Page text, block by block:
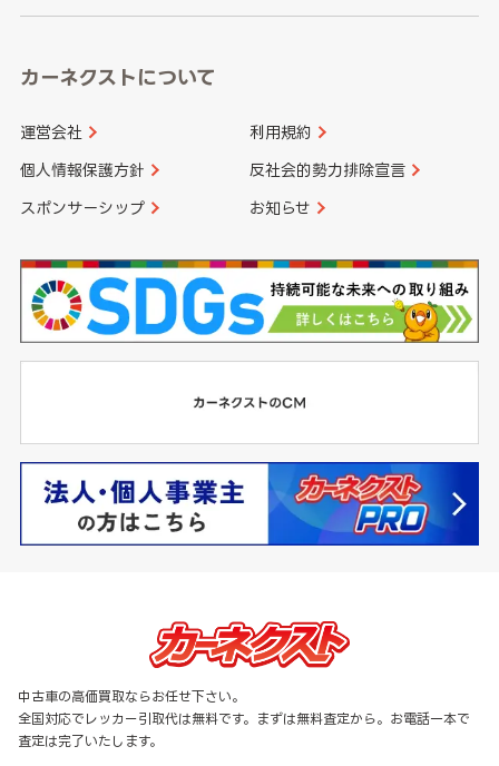
カーネクストについて
運営会社 利用規約
個人情報保護方針 反社会的勢力排除宣言
スポンサーシップ お知らせ
中古車の高価買取ならお任せ下さい。
全国対応でレッカー引取代は無料です。まずは無料査定から。お電話一本で
査定は完了いたします。